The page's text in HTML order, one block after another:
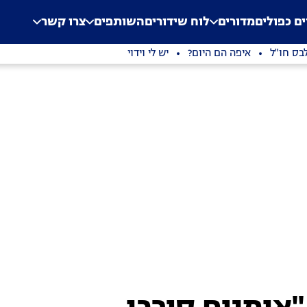
Application error: a
. כפוליםמדורים לוח שידוריםהשותפים צרו קשר
חו"ל איפה הם היום? יש לי וידוי